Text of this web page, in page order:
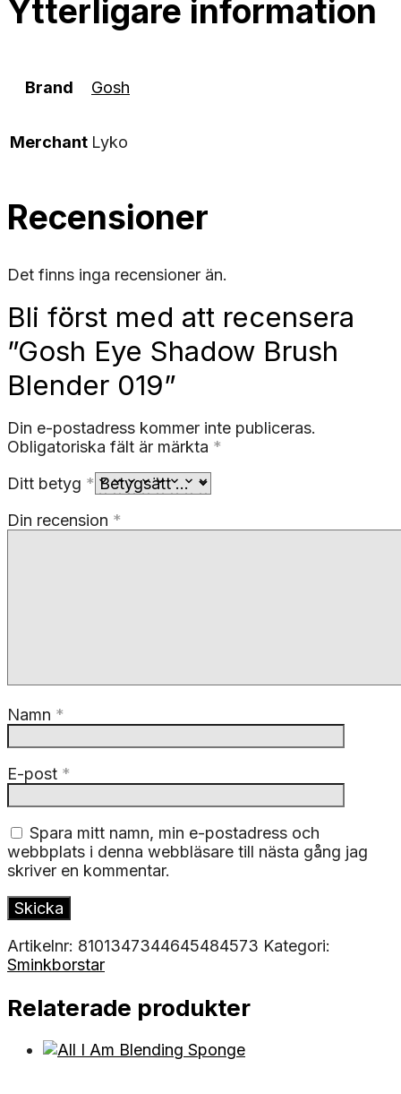
Ytterligare information
Brand Gosh
Merchant Lyko
Recensioner
Det finns inga recensioner än.
Bli först med att recensera
”Gosh Eye Shadow Brush
Blender 019”
Din e-postadress kommer inte publiceras.
Obligatoriska fält är märkta *
Ditt betyg *
Din recension *
Namn *
E-post *
Spara mitt namn, min e-postadress och
webbplats i denna webbläsare till nästa gång jag
skriver en kommentar.
Artikelnr: 8101347344645484573 Kategori:
Sminkborstar
Relaterade produkter